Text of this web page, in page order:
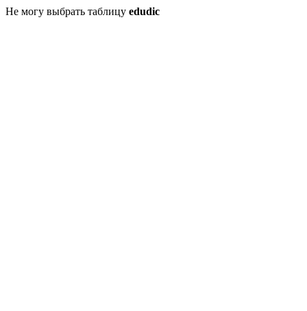
Не могу выбрать таблицу edudic